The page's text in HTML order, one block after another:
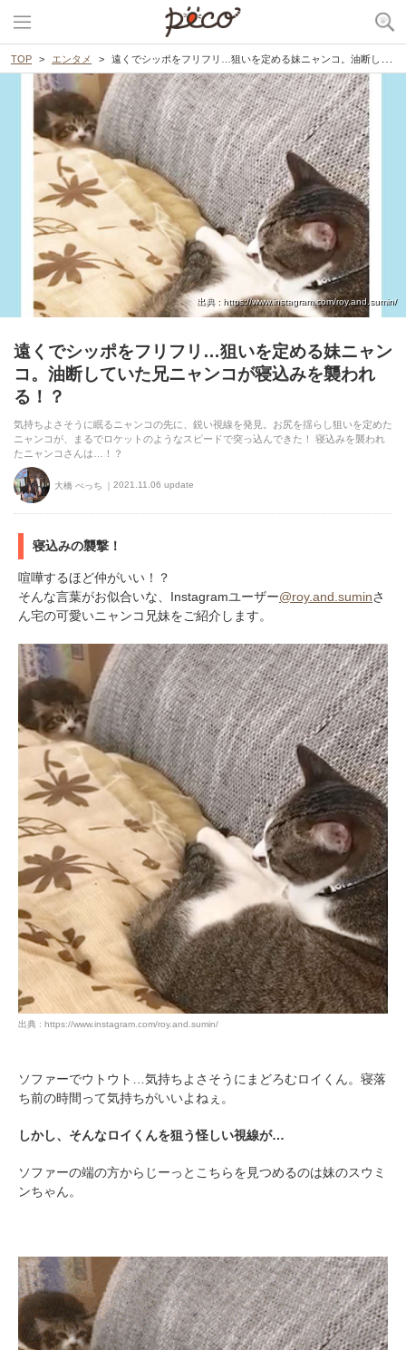
TOP エンタメ 遠くでシッポをフリフリ…狙いを定める妹ニャンコ。油断していた兄ニャンコが寝込みを襲われる！？
出典 : https://www.instagram.com/roy.and.sumin/
遠くでシッポをフリフリ…狙いを定める妹ニャン
コ。油断していた兄ニャンコが寝込みを襲われ
る！？
気持ちよさそうに眠るニャンコの先に、鋭い視線を発見。お尻を揺らし狙いを定めた
ニャンコが、まるでロケットのようなスピードで突っ込んできた！ 寝込みを襲われ
たニャンコさんは…！？
大橋 ぺっち 2021.11.06 update
寝込みの襲撃！
喧嘩するほど仲がいい！？
そんな言葉がお似合いな、Instagramユーザー@roy.and.suminさ
ん宅の可愛いニャンコ兄妹をご紹介します。
出典 : https://www.instagram.com/roy.and.sumin/
ソファーでウトウト…気持ちよさそうにまどろむロイくん。寝落
ち前の時間って気持ちがいいよねぇ。
しかし、そんなロイくんを狙う怪しい視線が…
ソファーの端の方からじーっとこちらを見つめるのは妹のスウミ
ンちゃん。